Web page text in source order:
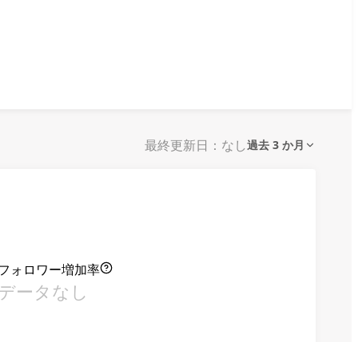
最終更新日：なし過去 3 か月
ォロワー増加率
ータなし